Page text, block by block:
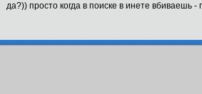
да?)) просто когда в поиске в инете вбиваешь